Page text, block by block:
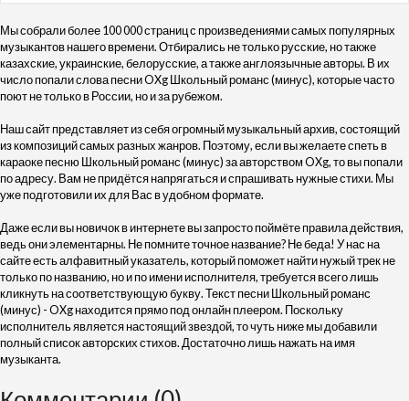
Мы собрали более 100 000 страниц с произведениями самых популярных
музыкантов нашего времени. Отбирались не только русские, но также
казахские, украинские, белорусские, а также англоязычные авторы. В их
число попали слова песни OXg Школьный романс (минус), которые часто
поют не только в России, но и за рубежом.
Наш сайт представляет из себя огромный музыкальный архив, состоящий
из композиций самых разных жанров. Поэтому, если вы желаете спеть в
караоке песню Школьный романс (минус) за авторством OXg, то вы попали
по адресу. Вам не придётся напрягаться и спрашивать нужные стихи. Мы
уже подготовили их для Вас в удобном формате.
Даже если вы новичок в интернете вы запросто поймёте правила действия,
ведь они элементарны. Не помните точное название? Не беда! У нас на
сайте есть алфавитный указатель, который поможет найти нужый трек не
только по названию, но и по имени исполнителя, требуется всего лишь
кликнуть на соответствующую букву. Текст песни Школьный романс
(минус) - OXg находится прямо под онлайн плеером. Поскольку
исполнитель является настоящий звездой, то чуть ниже мы добавили
полный список авторских стихов. Достаточно лишь нажать на имя
музыканта.